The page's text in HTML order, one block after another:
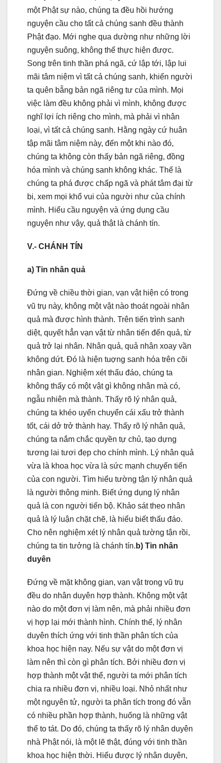
một Phật sự nào, chúng ta đều hồi hướng
nguyện cầu cho tất cả chúng sanh đều thành
Phật đạo. Mới nghe qua dường như những lời
nguyện suông, không thể thực hiện được.
Song trên tinh thần phá ngã, cứ lập tới, lập lui
mãi tâm niệm vì tất cả chúng sanh, khiến người
ta quên bẵng bản ngã riêng tư của mình. Mọi
việc làm đều không phải vì mình, không được
nghĩ lợi ích riêng cho mình, mà phải vì nhân
loại, vì tất cả chúng sanh. Hằng ngày cứ huân
tập mãi tâm niệm này, đến một khi nào đó,
chúng ta không còn thấy bản ngã riêng, đồng
hóa mình và chúng sanh không khác. Thế là
chúng ta phá được chấp ngã và phát tâm đại từ
bi, xem mọi khổ vui của người như của chính
mình. Hiểu cầu nguyện và ứng dụng cầu
nguyện như vậy, quả thật là chánh tín.
V.- CHÁNH TÍN
a) Tin nhân quả
Đứng về chiều thời gian, vạn vật hiện có trong
vũ trụ này, không một vật nào thoát ngoài nhân
quả mà được hình thành. Trên tiến trình sanh
diệt, quyết hẳn vạn vật từ nhân tiến đến quả, từ
quả trở lại nhân. Nhân quả, quả nhân xoay vần
không dứt. Đó là hiện tuợng sanh hóa trên cõi
nhân gian. Nghiệm xét thấu đáo, chúng ta
không thấy có một vật gì không nhân mà có,
ngẫu nhiên mà thành. Thấy rõ lý nhân quả,
chúng ta khéo uyển chuyển cái xấu trở thành
tốt, cái dở trở thành hay. Thấy rõ lý nhân quả,
chúng ta nắm chắc quyền tự chủ, tạo dựng
tương lai tươi đẹp cho chính mình. Lý nhân quả
vừa là khoa học vừa là sức mạnh chuyển tiến
của con người. Tìm hiểu tường tận lý nhân quả
là người thông minh. Biết ứng dụng lý nhân
quả là con người tiến bộ. Khảo sát theo nhân
quả là lý luận chặt chẽ, là hiểu biết thấu đáo.
Cho nên nghiệm xét lý nhân quả tường tận rồi,
chúng ta tin tưởng là chánh tín. b) Tin nhân
duyên
Đứng về mặt không gian, vạn vật trong vũ trụ
đều do nhân duyên hợp thành. Không một vật
nào do một đơn vị làm nên, mà phải nhiều đơn
vị hợp lại mới thành hình. Chính thế, lý nhân
duyên thích ứng với tinh thần phân tích của
khoa học hiện nay. Nếu sự vật do một đơn vị
làm nên thì còn gì phân tích. Bởi nhiều đơn vị
hợp thành một vật thể, người ta mới phân tích
chia ra nhiều đơn vị, nhiều loại. Nhỏ nhất như
một nguyên tử, người ta phân tích trong đó vẫn
có nhiều phần hợp thành, huống là những vật
thể to tát. Do đó, chúng ta thấy rõ lý nhân duyên
nhà Phật nói, là một lẽ thật, đúng với tinh thần
khoa học hiện thời. Hiểu được lý nhân duyên,